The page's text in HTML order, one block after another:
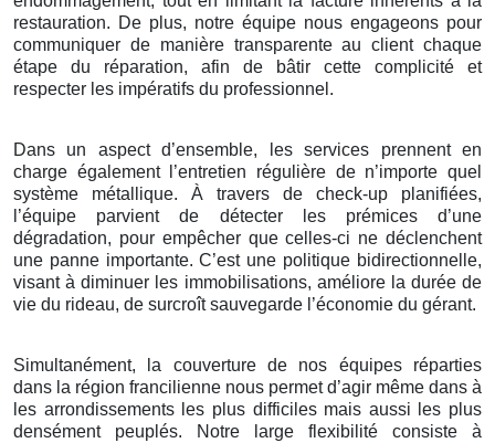
restauration. De plus, notre équipe nous engageons pour
communiquer de manière transparente au client chaque
étape du réparation, afin de bâtir cette complicité et
respecter les impératifs du professionnel.
Dans un aspect d’ensemble, les services prennent en
charge également l’entretien régulière de n’importe quel
système métallique. À travers de check-up planifiées,
l’équipe parvient de détecter les prémices d’une
dégradation, pour empêcher que celles-ci ne déclenchent
une panne importante. C’est une politique bidirectionnelle,
visant à diminuer les immobilisations, améliore la durée de
vie du rideau, de surcroît sauvegarde l’économie du gérant.
Simultanément, la couverture de nos équipes réparties
dans la région francilienne nous permet d’agir même dans à
les arrondissements les plus difficiles mais aussi les plus
densément peuplés. Notre large flexibilité consiste à